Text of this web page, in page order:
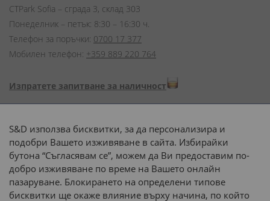
CTPark Sofia – сграда 3, склад 303
Понеделник – петък: 8:30 – 16:30 ч.
Телефон за поръчки: 0700 17 377
Мобилен телефон: +359 889 220 764
Изпратете запитване за наличност
Начини на плащане:
Доставка до адрес с:
S&D използва бисквитки, за да персонализира и
подобри Вашето изживяване в сайта. Избирайки
бутона “Съгласявам се”, можем да Ви предоставим по-
добро изживяване по време на Вашето онлайн
пазаруване. Блокирането на определени типове
бисквитки ще окаже влияние върху начина, по който